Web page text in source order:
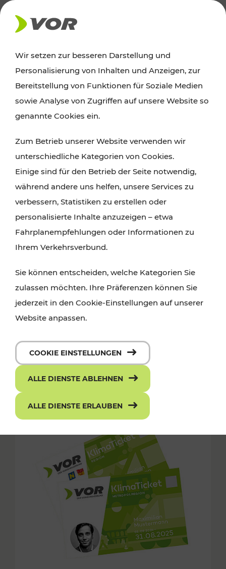
AKTUELLES
News
Alle wichtigen Meldungen zu Fahrplanänderungen,
finden Sie hier im Überblick.
Wir setzen zur besseren Darstellung und
Personalisierung von Inhalten und Anzeigen, zur
Bereitstellung von Funktionen für Soziale Medien
sowie Analyse von Zugriffen auf unsere Website so
genannte Cookies ein.
Zum Betrieb unserer Website verwenden wir
unterschiedliche Kategorien von Cookies.
Einige sind für den Betrieb der Seite notwendig,
während andere uns helfen, unsere Services zu
verbessern, Statistiken zu erstellen oder
personalisierte Inhalte anzuzeigen – etwa
Fahrplanempfehlungen oder Informationen zu
Ihrem Verkehrsverbund.
Sie können entscheiden, welche Kategorien Sie
zulassen möchten. Ihre Präferenzen können Sie
jederzeit in den Cookie-Einstellungen auf unserer
Website anpassen.
COOKIE EINSTELLUNGEN
ALLE DIENSTE ABLEHNEN
ALLE DIENSTE ERLAUBEN